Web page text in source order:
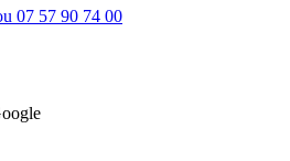
07 57 90 74 00